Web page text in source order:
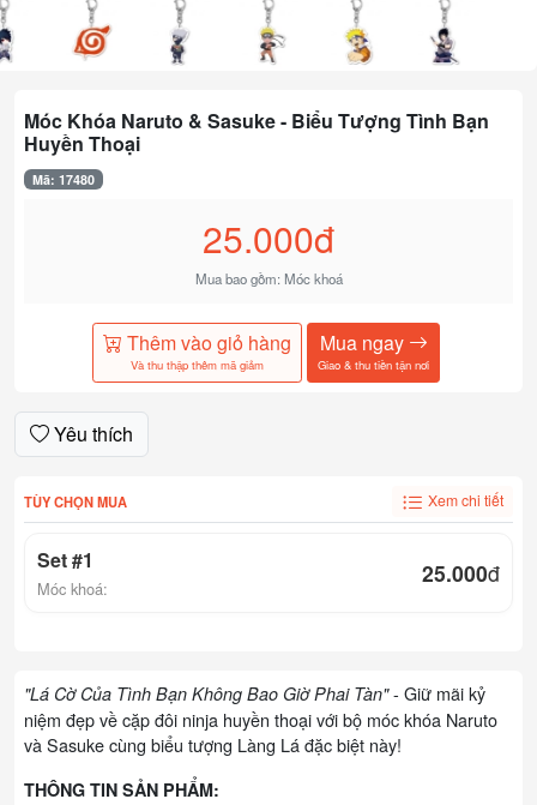
Móc Khóa Naruto & Sasuke - Biểu Tượng Tình Bạn
Huyền Thoại
Mã: 17480
25.000đ
Mua bao gồm: Móc khoá
Thêm vào giỏ hàng
Và thu thập thêm mã giảm
Mua ngay
Giao & thu tiền tận nơi
Yêu thích
TÙY CHỌN MUA Xem chi tiết
Set #1
Móc khoá:
25.000đ
"Lá Cờ Của Tình Bạn Không Bao Giờ Phai Tàn"- Giữ mãi kỷ
niệm đẹp về cặp đôi ninja huyền thoại với bộ móc khóa Naruto
và Sasuke cùng biểu tượng Làng Lá đặc biệt này!
THÔNG TIN SẢN PHẨM: